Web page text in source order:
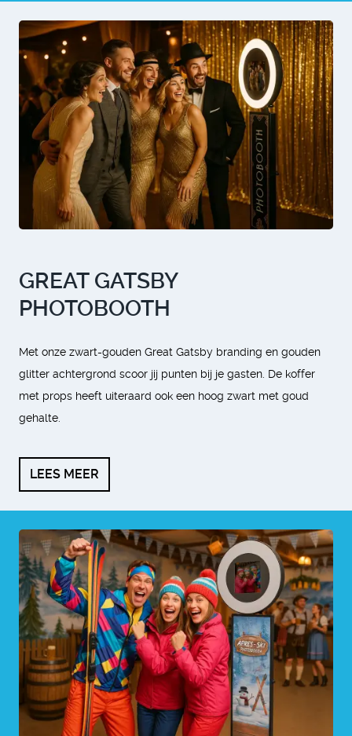
GREAT GATSBY
PHOTOBOOTH
Met onze zwart-gouden Great Gatsby branding en gouden
glitter achtergrond scoor jij punten bij je gasten. De koffer
met props heeft uiteraard ook een hoog zwart met goud
gehalte.
LEES MEER